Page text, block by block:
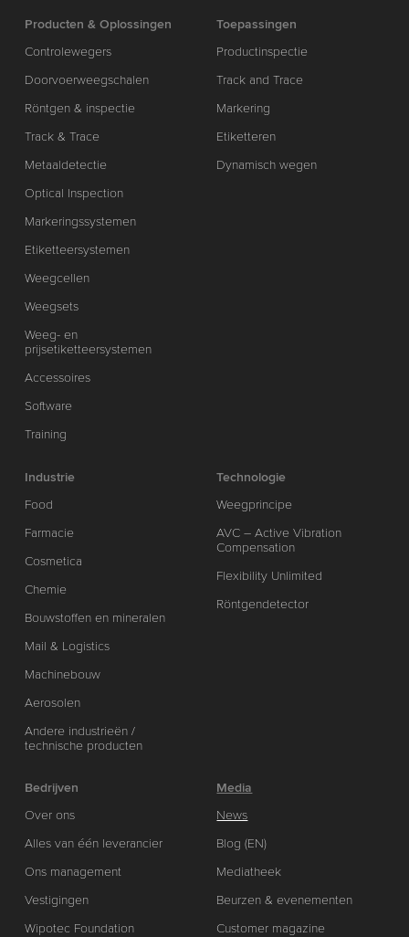
Producten & Oplossingen
Controlewegers
Doorvoerweegschalen
Röntgen & inspectie
Track & Trace
Metaaldetectie
Optical Inspection
Markeringssystemen
Etiketteersystemen
Weegcellen
Weegsets
Weeg- en
prijsetiketteersystemen
Accessoires
Software
Training
Toepassingen
Productinspectie
Track and Trace
Markering
Etiketteren
Dynamisch wegen
Industrie
Food
Farmacie
Cosmetica
Chemie
Bouwstoffen en mineralen
Mail & Logistics
Machinebouw
Aerosolen
Andere industrieën /
technische producten
Technologie
Weegprincipe
AVC – Active Vibration
Compensation
Flexibility Unlimited
Röntgendetector
Bedrijven
Over ons
Alles van één leverancier
Ons management
Vestigingen
Wipotec Foundation
Media
News
Blog (EN)
Mediatheek
Beurzen & evenementen
Customer magazine